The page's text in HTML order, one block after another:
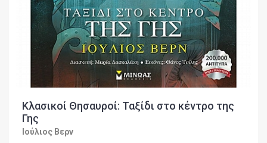
Κλασικοί Θησαυροί: Ταξίδι στο κέντρο της
Γης
Ιούλιος Βερν